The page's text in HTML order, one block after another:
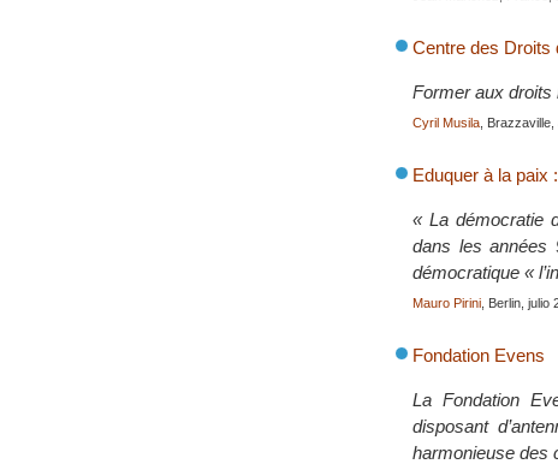
Centre des Droits
Former aux droits
Cyril Musila ,
Eduquer à la paix
« La démocratie
dans les années
démocratique «
Mauro Pirini , Berlin, julio
Fondation Evens
La Fondation
disposant
harmonieuse des